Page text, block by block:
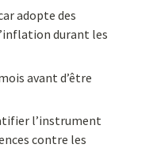
adopte des
durant les
avant d’être
l’instrument
contre les